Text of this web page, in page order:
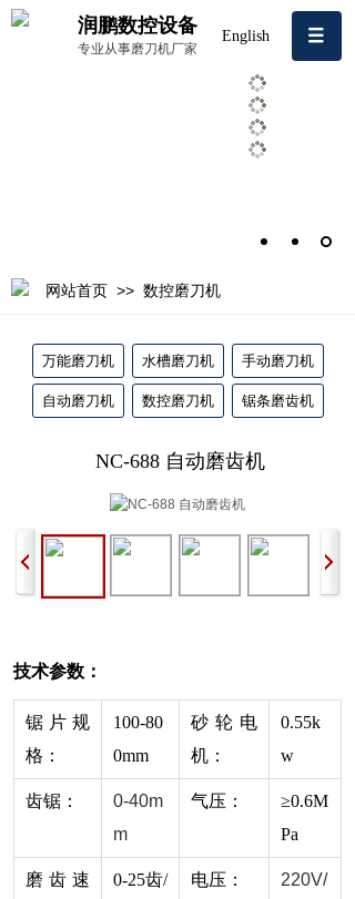
润鹏数控设备 English
专业从事磨刀机厂家
网站首页 >> 数控磨刀机
万能磨刀机 水槽磨刀机 手动磨刀机
自动磨刀机 数控磨刀机 锯条磨齿机
NC-688 自动磨齿机
技术参数：
锯片规
格：
100-80
0mm
砂轮电
机：
0.55k
w
齿锯：
0-40m
m
气压：
≥0.6M
Pa
磨齿速
0-25齿/
电压：
220V/